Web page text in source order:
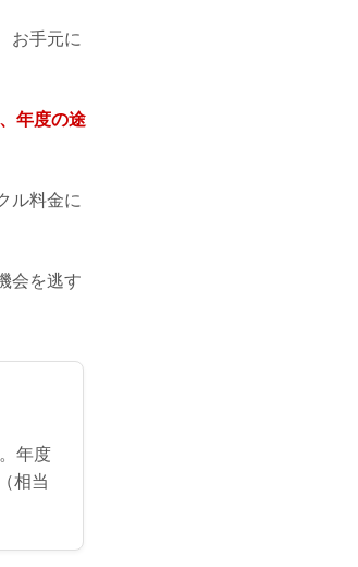
お手元に
年度の途
ル料金に
会を逃す
年度
相当